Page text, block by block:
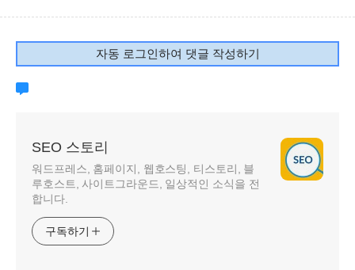
자동 로그인하여 댓글 작성하기
SEO 스토리
워드프레스, 홈페이지, 웹호스팅, 티스토리, 블
루호스트, 사이트그라운드, 일상적인 소식을 전
합니다.
구독하기